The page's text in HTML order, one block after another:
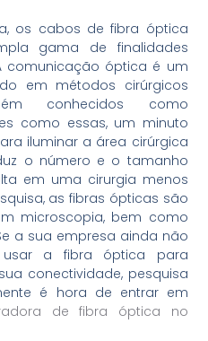
os cabos de fibra óptica
gama de finalidades
comunicação óptica é um
em métodos cirúrgicos
conhecidos como
como essas, um minuto
iluminar a área cirúrgica
o número e o tamanho
em uma cirurgia menos
as fibras ópticas são
microscopia, bem como
a sua empresa ainda não
a fibra óptica para
conectividade, pesquisa
é hora de entrar em
de fibra óptica no